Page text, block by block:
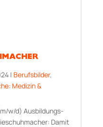
| Berufsbilder,
Medizin &
w/d) Aus­bildungs­
Damit